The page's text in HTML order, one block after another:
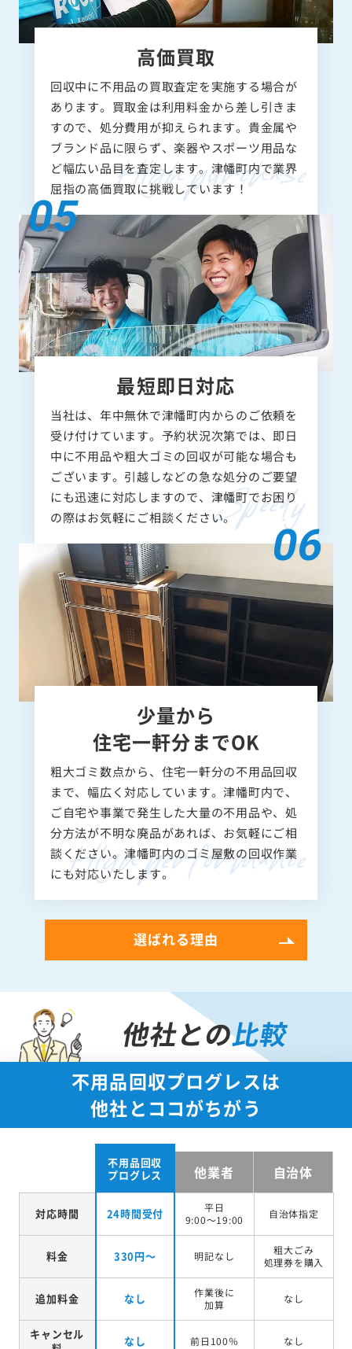
高価買取
回収中に不用品の買取査定を実施する場合が
あります。買取金は利用料金から差し引きま
すので、処分費用が抑えられます。貴金属や
ブランド品に限らず、楽器やスポーツ用品な
ど幅広い品目を査定します。津幡町内で業界
屈指の高価買取に挑戦しています！
最短即日対応
当社は、年中無休で津幡町内からのご依頼を
受け付けています。予約状況次第では、即日
中に不用品や粗大ゴミの回収が可能な場合も
ございます。引越しなどの急な処分のご要望
にも迅速に対応しますので、津幡町でお困り
の際はお気軽にご相談ください。
少量から
住宅一軒分までOK
粗大ゴミ数点から、住宅一軒分の不用品回収
まで、幅広く対応しています。津幡町内で、
ご自宅や事業で発生した大量の不用品や、処
分方法が不明な廃品があれば、お気軽にご相
談ください。津幡町内のゴミ屋敷の回収作業
にも対応いたします。
選ばれる理由
他社との比較
不用品回収プログレスは
他社とココがちがう
不用品回収
プログレス
他業者 自治体
対応時間 24時間受付
平日
9:00～19:00
自治体指定
料金 330円～ 明記なし
粗大ごみ
処理券を購入
追加料金 なし
作業後に
加算
なし
キャンセル
なし 前日100％ なし